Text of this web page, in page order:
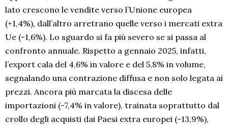
lato crescono le vendite verso l’Unione europea
(+1,4%), dall’altro arretrano quelle verso i mercati extra
Ue (-1,6%). Lo sguardo si fa più severo se si passa al
confronto annuale. Rispetto a gennaio 2025, infatti,
l’export cala del 4,6% in valore e del 5,8% in volume,
segnalando una contrazione diffusa e non solo legata ai
prezzi. Ancora più marcata la discesa delle
importazioni (-7,4% in valore), trainata soprattutto dal
crollo degli acquisti dai Paesi extra europei (-13,9%),